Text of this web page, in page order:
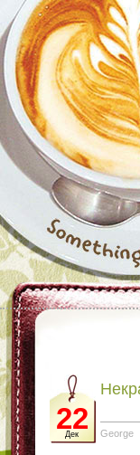
22
Дек George